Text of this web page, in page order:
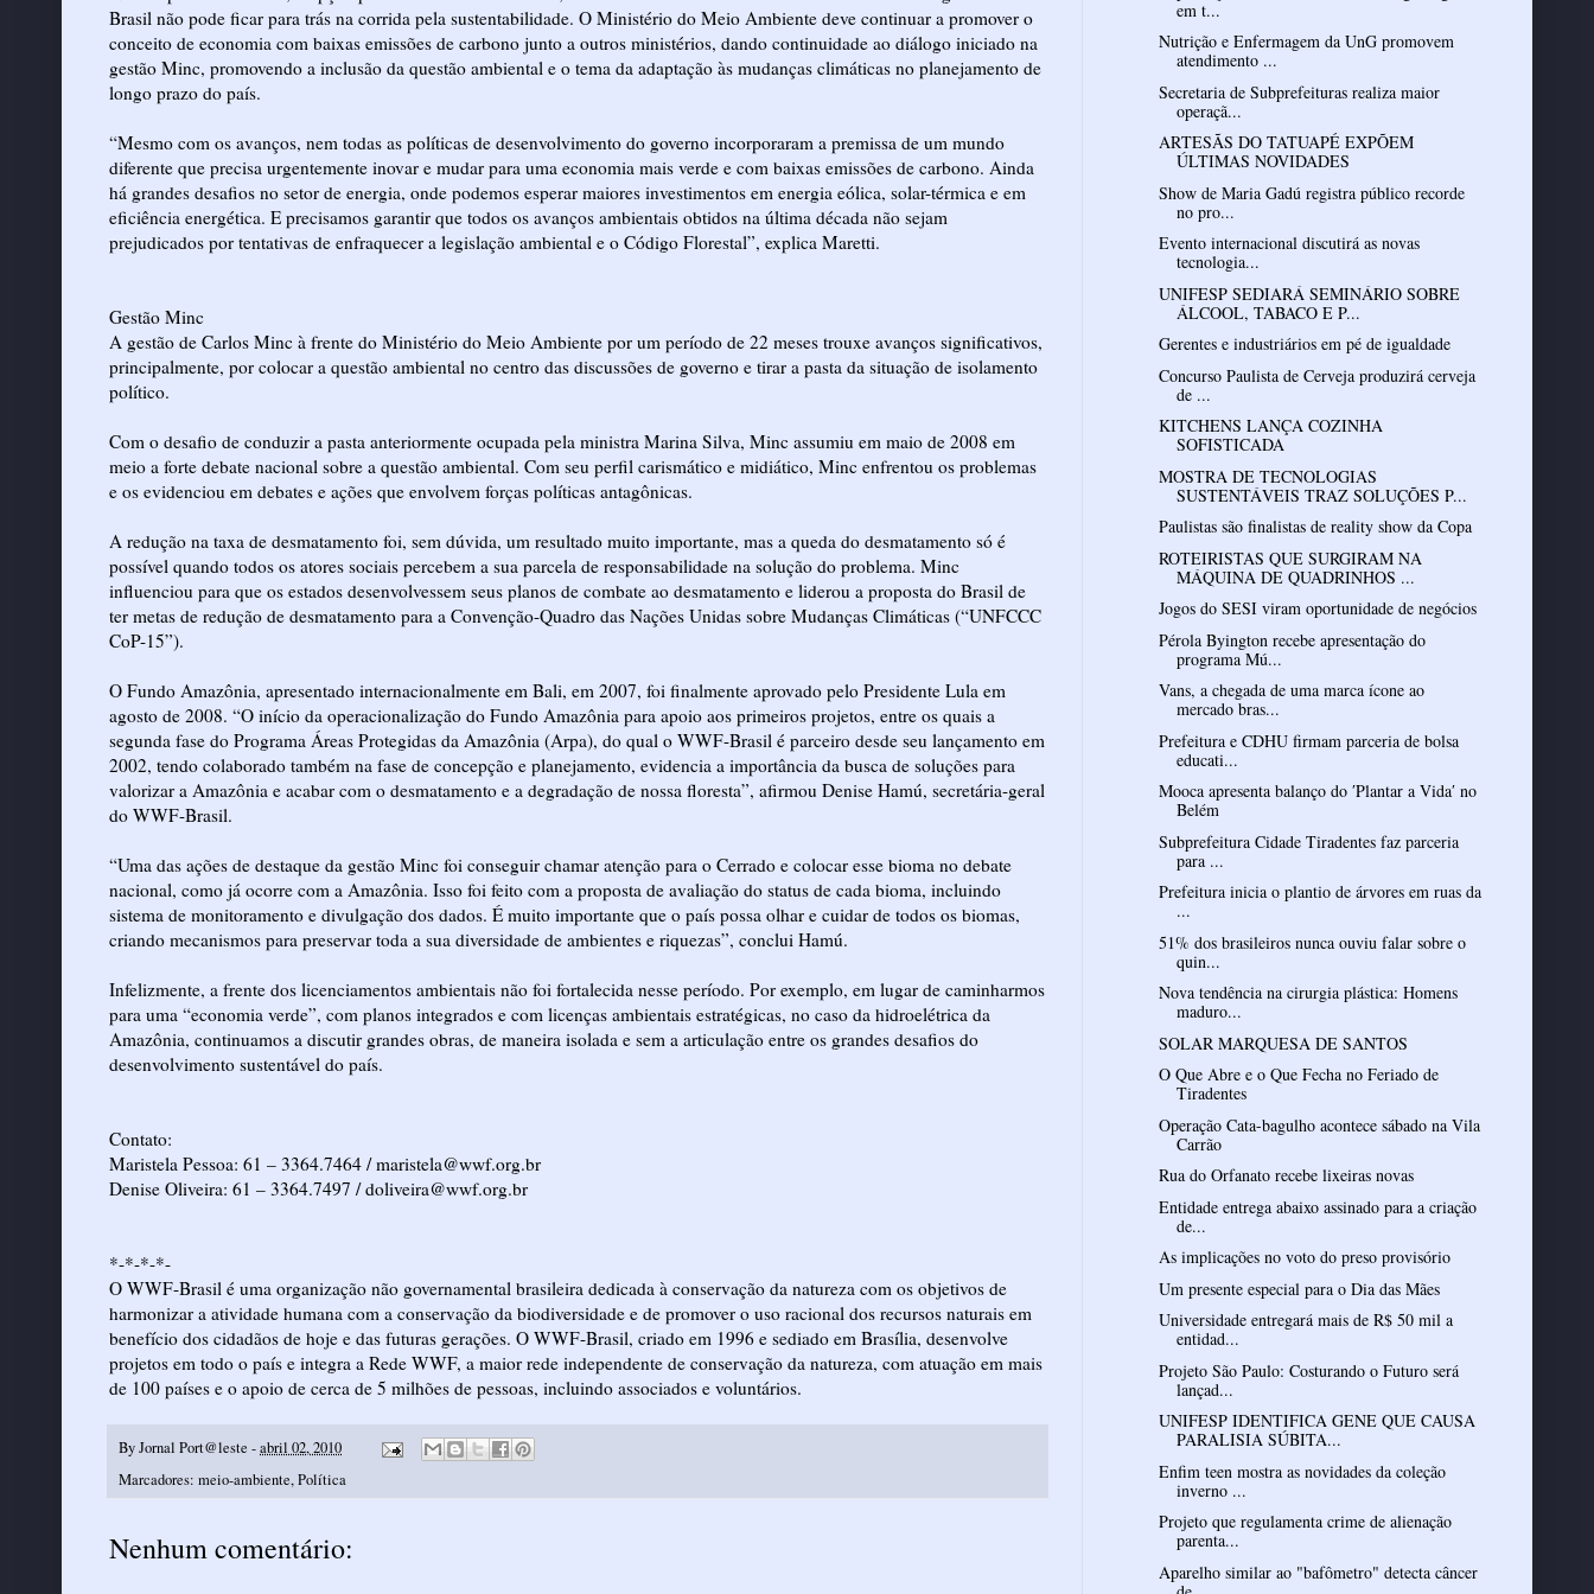
Brasil não pode ficar para trás na corrida pela sustentabilidade. O Ministério do Meio Ambiente deve continuar a promover o
conceito de economia com baixas emissões de carbono junto a outros ministérios, dando continuidade ao diálogo iniciado na
gestão Minc, promovendo a inclusão da questão ambiental e o tema da adaptação às mudanças climáticas no planejamento de
longo prazo do país.
“Mesmo com os avanços, nem todas as políticas de desenvolvimento do governo incorporaram a premissa de um mundo
diferente que precisa urgentemente inovar e mudar para uma economia mais verde e com baixas emissões de carbono. Ainda
há grandes desafios no setor de energia, onde podemos esperar maiores investimentos em energia eólica, solar-térmica e em
eficiência energética. E precisamos garantir que todos os avanços ambientais obtidos na última década não sejam
prejudicados por tentativas de enfraquecer a legislação ambiental e o Código Florestal”, explica Maretti.
Gestão Minc
A gestão de Carlos Minc à frente do Ministério do Meio Ambiente por um período de 22 meses trouxe avanços significativos,
principalmente, por colocar a questão ambiental no centro das discussões de governo e tirar a pasta da situação de isolamento
político.
Com o desafio de conduzir a pasta anteriormente ocupada pela ministra Marina Silva, Minc assumiu em maio de 2008 em
meio a forte debate nacional sobre a questão ambiental. Com seu perfil carismático e midiático, Minc enfrentou os problemas
e os evidenciou em debates e ações que envolvem forças políticas antagônicas.
A redução na taxa de desmatamento foi, sem dúvida, um resultado muito importante, mas a queda do desmatamento só é
possível quando todos os atores sociais percebem a sua parcela de responsabilidade na solução do problema. Minc
influenciou para que os estados desenvolvessem seus planos de combate ao desmatamento e liderou a proposta do Brasil de
ter metas de redução de desmatamento para a Convenção-Quadro das Nações Unidas sobre Mudanças Climáticas (“UNFCCC
CoP-15”).
O Fundo Amazônia, apresentado internacionalmente em Bali, em 2007, foi finalmente aprovado pelo Presidente Lula em
agosto de 2008. “O início da operacionalização do Fundo Amazônia para apoio aos primeiros projetos, entre os quais a
segunda fase do Programa Áreas Protegidas da Amazônia (Arpa), do qual o WWF-Brasil é parceiro desde seu lançamento em
2002, tendo colaborado também na fase de concepção e planejamento, evidencia a importância da busca de soluções para
valorizar a Amazônia e acabar com o desmatamento e a degradação de nossa floresta”, afirmou Denise Hamú, secretária-geral
do WWF-Brasil.
“Uma das ações de destaque da gestão Minc foi conseguir chamar atenção para o Cerrado e colocar esse bioma no debate
nacional, como já ocorre com a Amazônia. Isso foi feito com a proposta de avaliação do status de cada bioma, incluindo
sistema de monitoramento e divulgação dos dados. É muito importante que o país possa olhar e cuidar de todos os biomas,
criando mecanismos para preservar toda a sua diversidade de ambientes e riquezas”, conclui Hamú.
Infelizmente, a frente dos licenciamentos ambientais não foi fortalecida nesse período. Por exemplo, em lugar de caminharmos
para uma “economia verde”, com planos integrados e com licenças ambientais estratégicas, no caso da hidroelétrica da
Amazônia, continuamos a discutir grandes obras, de maneira isolada e sem a articulação entre os grandes desafios do
desenvolvimento sustentável do país.
Contato:
Maristela Pessoa: 61 – 3364.7464 / maristela@wwf.org.br
Denise Oliveira: 61 – 3364.7497 / doliveira@wwf.org.br
*-*-*-*-
O WWF-Brasil é uma organização não governamental brasileira dedicada à conservação da natureza com os objetivos de
harmonizar a atividade humana com a conservação da biodiversidade e de promover o uso racional dos recursos naturais em
benefício dos cidadãos de hoje e das futuras gerações. O WWF-Brasil, criado em 1996 e sediado em Brasília, desenvolve
projetos em todo o país e integra a Rede WWF, a maior rede independente de conservação da natureza, com atuação em mais
de 100 países e o apoio de cerca de 5 milhões de pessoas, incluindo associados e voluntários.
ByJornal Port@leste -abril 02, 2010
Marcadores: meio-ambiente,Política
Nenhum comentário:
em t...
Nutrição e Enfermagem da UnG promovem
atendimento ...
Secretaria de Subprefeituras realiza maior
operaçã...
ARTESÃS DO TATUAPÉ EXPÕEM
ÚLTIMAS NOVIDADES
Show de Maria Gadú registra público recorde
no pro...
Evento internacional discutirá as novas
tecnologia...
UNIFESP SEDIARÁ SEMINÁRIO SOBRE
ÁLCOOL, TABACO E P...
Gerentes e industriários em pé de igualdade
Concurso Paulista de Cerveja produzirá cerveja
de ...
KITCHENS LANÇA COZINHA
SOFISTICADA
MOSTRA DE TECNOLOGIAS
SUSTENTÁVEIS TRAZ SOLUÇÕES P...
Paulistas são finalistas de reality show da Copa
ROTEIRISTAS QUE SURGIRAM NA
MÁQUINA DE QUADRINHOS ...
Jogos do SESI viram oportunidade de negócios
Pérola Byington recebe apresentação do
programa Mú...
Vans, a chegada de uma marca ícone ao
mercado bras...
Prefeitura e CDHU firmam parceria de bolsa
educati...
Mooca apresenta balanço do ′Plantar a Vida′ no
Belém
Subprefeitura Cidade Tiradentes faz parceria
para ...
Prefeitura inicia o plantio de árvores em ruas da
...
51% dos brasileiros nunca ouviu falar sobre o
quin...
Nova tendência na cirurgia plástica: Homens
maduro...
SOLAR MARQUESA DE SANTOS
O Que Abre e o Que Fecha no Feriado de
Tiradentes
Operação Cata-bagulho acontece sábado na Vila
Carrão
Rua do Orfanato recebe lixeiras novas
Entidade entrega abaixo assinado para a criação
de...
As implicações no voto do preso provisório
Um presente especial para o Dia das Mães
Universidade entregará mais de R$ 50 mil a
entidad...
Projeto São Paulo: Costurando o Futuro será
lançad...
UNIFESP IDENTIFICA GENE QUE CAUSA
PARALISIA SÚBITA...
Enfim teen mostra as novidades da coleção
inverno ...
Projeto que regulamenta crime de alienação
parenta...
Aparelho similar ao "bafômetro" detecta câncer